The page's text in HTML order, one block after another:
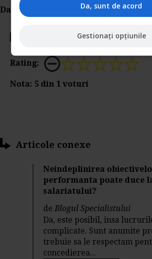
Da Like, Printeaza sau trimite pe
Votati articolul
Rating:
Nota: 5 din 1 voturi
Articole conexe
Neindeplinirea
performanta poate duce
salariatului?
deBlogul Specialistului
Da, este posibil, insa
complicate. Sunt anumite
trebuie sa le respectam
concedierea...
Da, sunt de acord
Gestionați opțiunile